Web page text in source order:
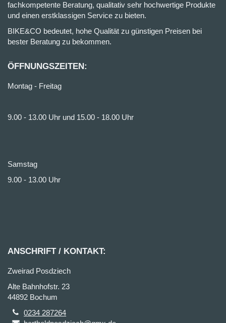
fachkompetente Beratung, qualitativ sehr hochwertige Produkte
und einen erstklassigen Service zu bieten.
BIKE&CO bedeutet, hohe Qualität zu günstigen Preisen bei
bester Beratung zu bekommen.
ÖFFNUNGSZEITEN:
Montag - Freitag
9.00 - 13.00 Uhr und 15.00 - 18.00 Uhr
Samstag
9.00 - 13.00 Uhr
ANSCHRIFT / KONTAKT:
Zweirad Posdziech
Alte Bahnhofstr. 23
44892 Bochum
0234 287264